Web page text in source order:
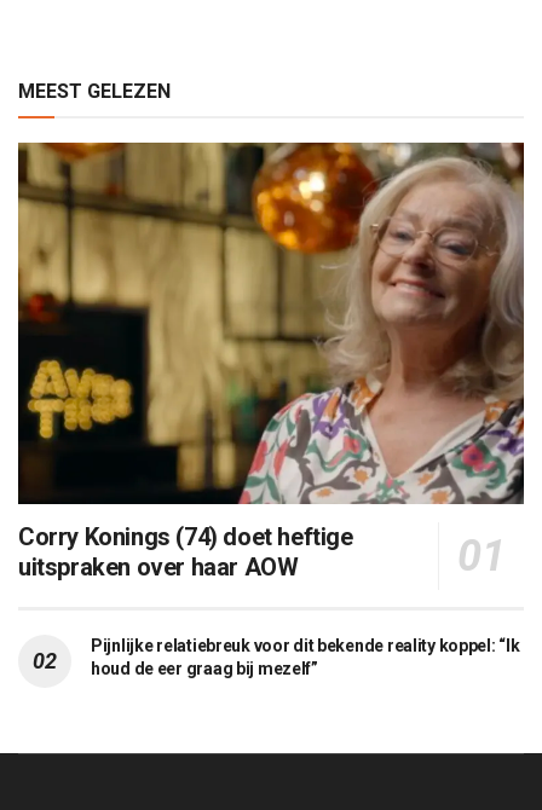
MEEST GELEZEN
Corry Konings (74) doet heftige
uitspraken over haar AOW
Pijnlijke relatiebreuk voor dit bekende reality koppel: “Ik
houd de eer graag bij mezelf”